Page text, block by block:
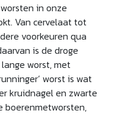
in onze
Van cervelaat tot
voorkeuren qua
is de droge
worst, met
worst is wat
kruidnagel en zwarte
boerenmetworsten,